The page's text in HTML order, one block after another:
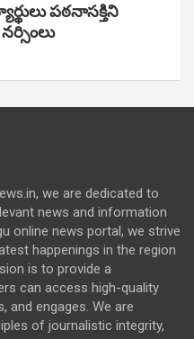
పఠ‌నాసక్తిని
we are dedicated to
news and information
online news portal, we strive
happenings in the region
is to provide a
can access high-quality
and engages. We are
of journalistic integrity,